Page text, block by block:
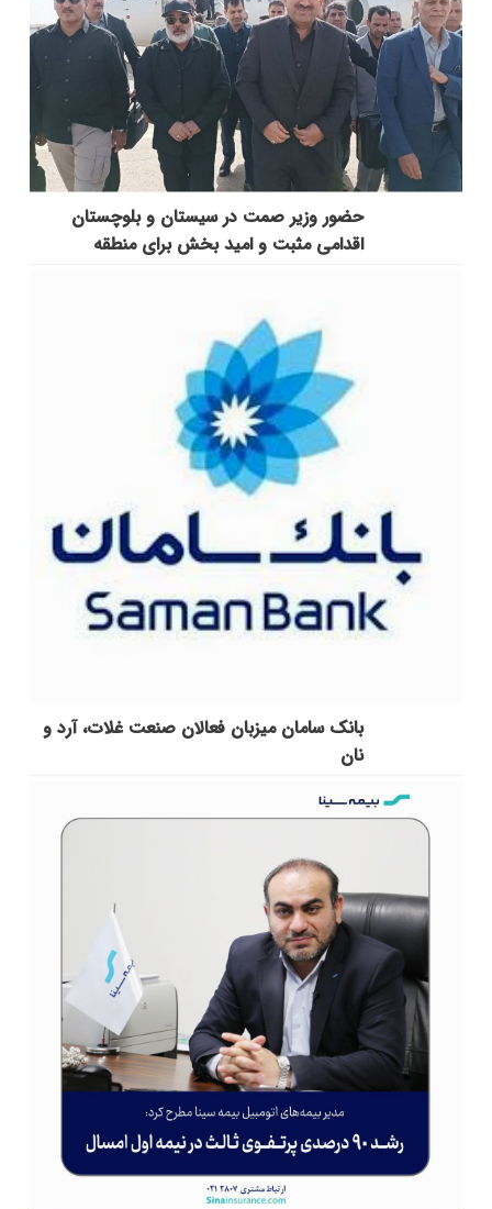
حضور وزیر صمت در سیستان و بلوچستان
اقدامی مثبت و امید بخش برای منطقه
بانک سامان میزبان فعالان صنعت غلات، آرد و
نان